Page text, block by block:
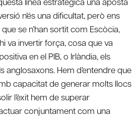
n’és una dificultat, però ens
se n’han sortit com Escòcia,
va invertir força, cosa que va
en el PIB, o Irlàndia, els
anglosaxons. Hem d’entendre que
capacitat de generar molts llocs
l’èxit hem de superar
conjuntament com una